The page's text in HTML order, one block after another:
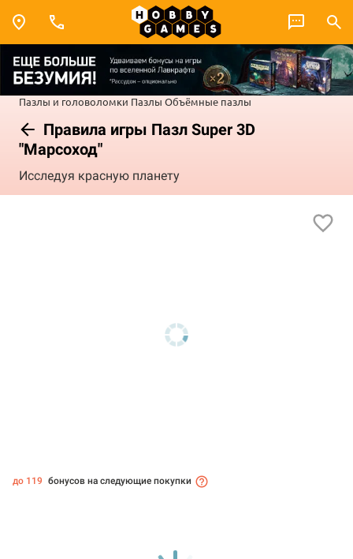
Пазлы и головоломки Пазлы Объёмные пазлы
Правила игры Пазл Super 3D
"Марсоход"
Исследуя красную планету
до 119 бонусов на следующие покупки